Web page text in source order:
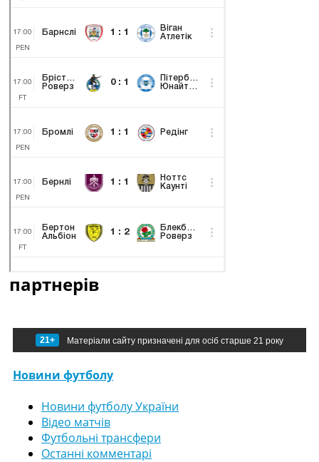
партнерів
21+ Матеріали сайту призначені для осіб старше 21 року
Новини футболу
Новини футболу України
Відео матчів
Футбольні трансфери
Останні комментарі